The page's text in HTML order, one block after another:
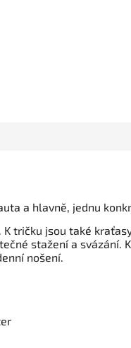
a hlavně, jednu
tričku jsou také
stažení a svázání.
nošení.